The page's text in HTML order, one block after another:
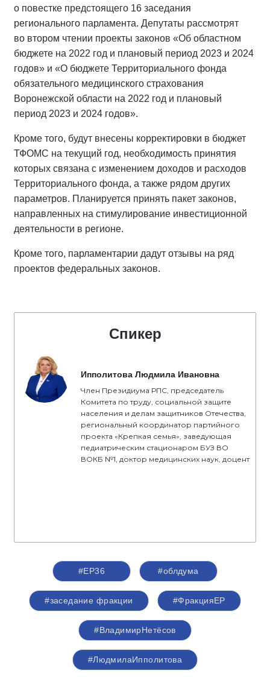
о повестке предстоящего 16 заседания
регионального парламента. Депутаты рассмотрят
во втором чтении проекты законов «Об областном
бюджете на 2022 год и плановый период 2023 и 2024
годов» и «О бюджете Территориального фонда
обязательного медицинского страхования
Воронежской области на 2022 год и плановый
период 2023 и 2024 годов».
Кроме того, будут внесены корректировки в бюджет
ТФОМС на текущий год, необходимость принятия
которых связана с изменением доходов и расходов
Территориального фонда, а также рядом других
параметров. Планируется принять пакет законов,
направленных на стимулирование инвестиционной
деятельности в регионе.
Кроме того, парламентарии дадут отзывы на ряд
проектов федеральных законов.
Спикер
Ипполитова Людмила Ивановна
Член Президиума РПС, председатель
Комитета по труду, социальной защите
населения и делам защитников Отечества,
региональный координатор партийного
проекта «Крепкая семья», заведующая
педиатрическим стационаром БУЗ ВО
ВОКБ №1, доктор медицинских наук, доцент
#ЕР36 #облдума
#заседание фракции #ФракцияЕР
#ВладимирНетёсов
#ЛюдмилаИпполитова